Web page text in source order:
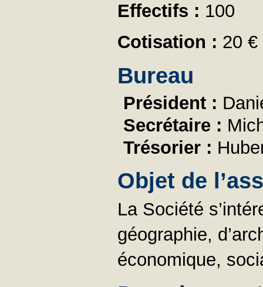
Effectifs : 100
Cotisation : 20 €
Bureau
Président :
Secrétaire :
Trésorier :
Objet de
La Société
géographie,
économique,